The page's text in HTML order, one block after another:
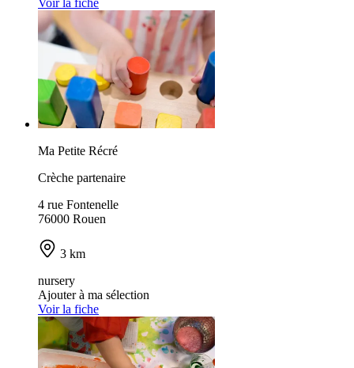
Voir la fiche
Ma Petite Récré
Crèche partenaire
4 rue Fontenelle
76000 Rouen
3 km
nursery
Ajouter à ma sélection
Voir la fiche